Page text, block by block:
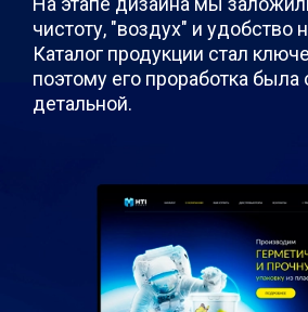
чистоту, "воздух" и удобство
Каталог продукции стал
поэтому его проработка была
детальной.